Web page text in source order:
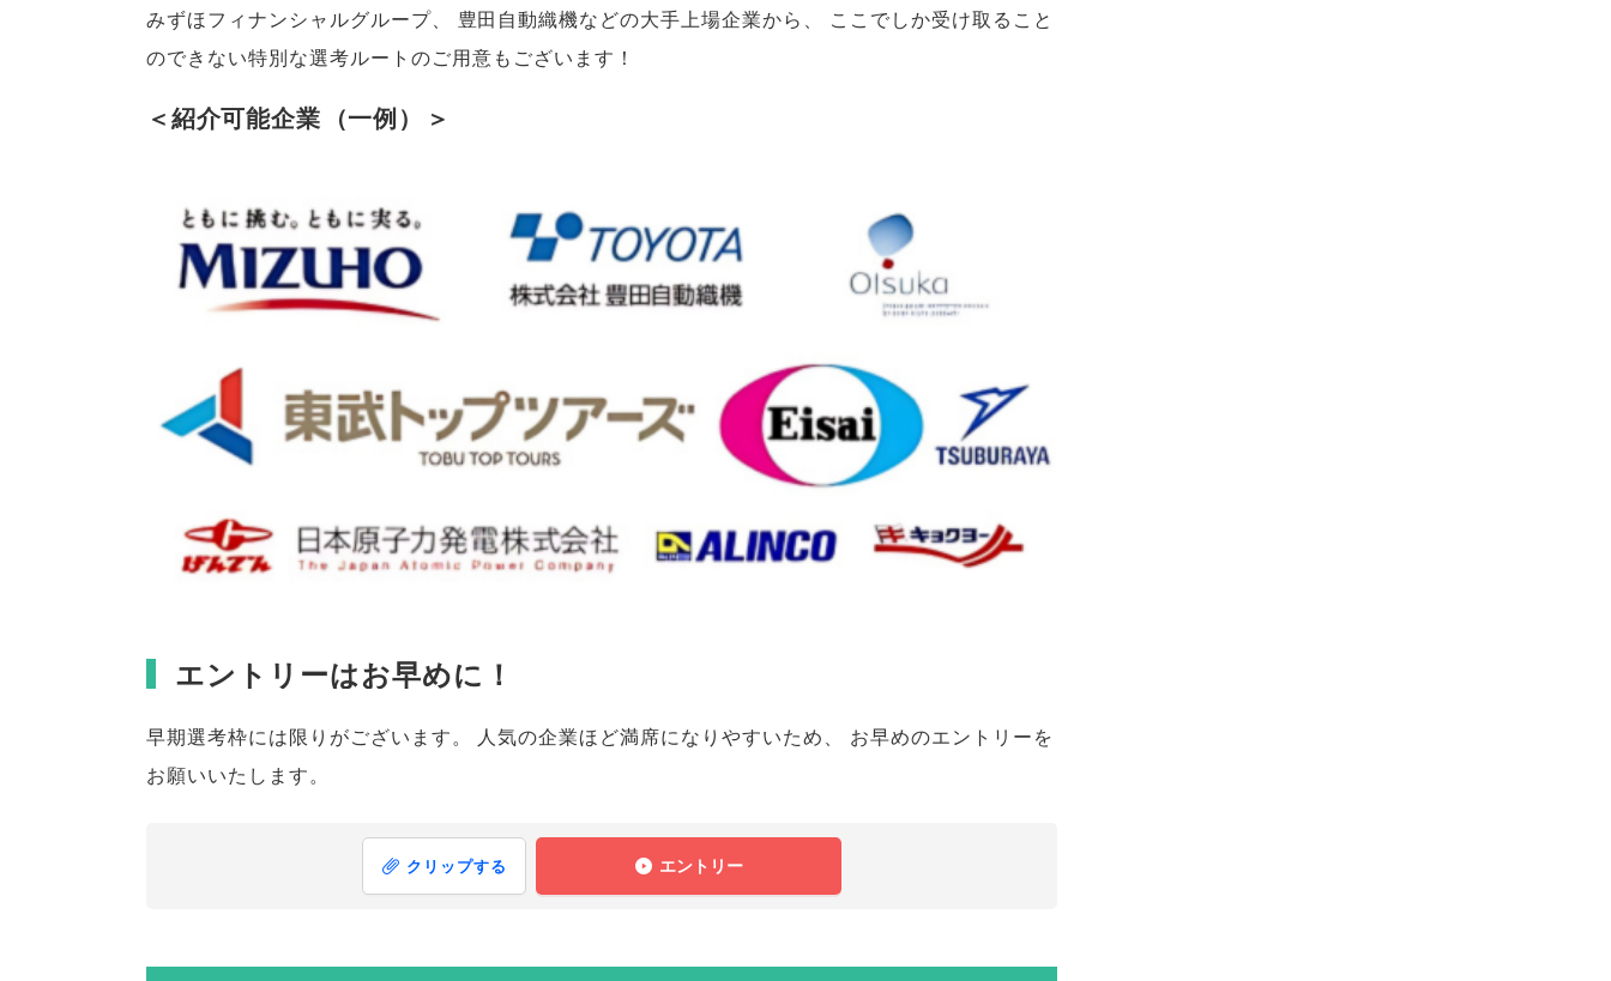
みずほフィナンシャルグループ、 豊田自動織機などの大手上場企業から 、
ここでしか受け取ること
のできない特別な選考ルートのご用意もございます！
＜紹介可能企業 （一例） ＞
エントリーはお早めに！
早期選考枠には限りがございます。 人気の企業ほど満席になりやすいため、
お早めのエントリーを
お願いいたします。
クリップする エントリー